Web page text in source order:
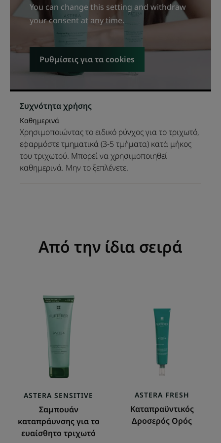
You can change this setting and withdraw
your consent at any time.
Ρυθμίσεις για τα cookies
Συχνότητα χρήσης
Καθημερινά
Χρησιμοποιώντας το ειδικό ρύγχος για το τριχωτό,
εφαρμόστε τμηματικά (3-5 τμήματα) κατά μήκος
του τριχωτού. Μπορεί να χρησιμοποιηθεί
καθημερινά. Μην το ξεπλένετε.
Από την ίδια σειρά
Σαμπουάν
καταπράυνσης
για
το
ευαίσθητο
τριχωτό
ASTERA SENSITIVE
Σαμπουάν
καταπράυνσης για το
ευαίσθητο τριχωτό
Ορός
ASTERAFRESH
Καταπραϋντικός
Δροσερός Ορός